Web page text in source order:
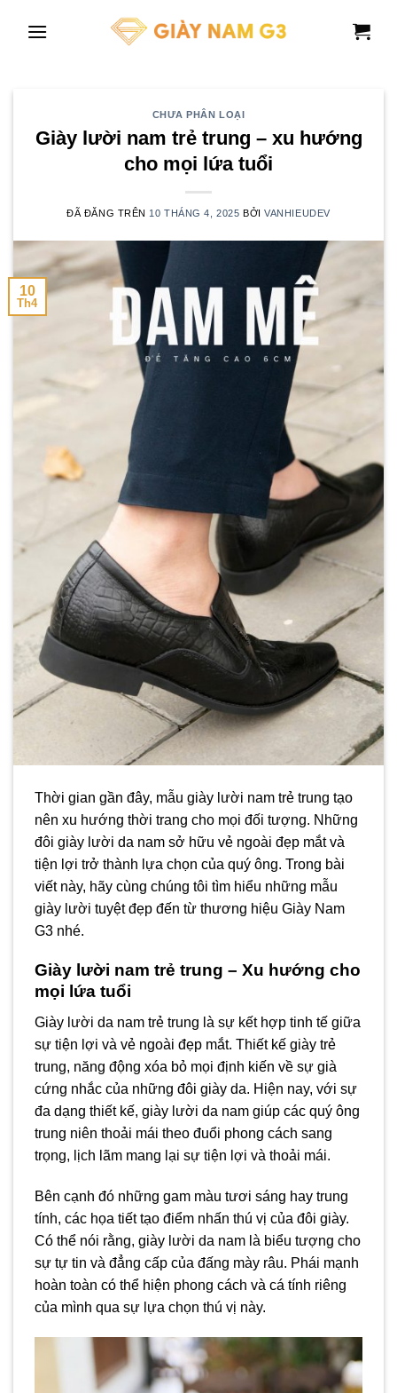
CHƯA PHÂN LOẠI
Giày lười nam trẻ trung – xu hướng
cho mọi lứa tuổi
ĐÃ ĐĂNG TRÊN 10 THÁNG 4, 2025 BỞIVANHIEUDEV
10
Th4
Thời gian gần đây, mẫu giày lười nam trẻ trung tạo
nên xu hướng thời trang cho mọi đối tượng. Những
đôi giày lười da nam sở hữu vẻ ngoài đẹp mắt và
tiện lợi trở thành lựa chọn của quý ông. Trong bài
viết này, hãy cùng chúng tôi tìm hiểu những mẫu
giày lười tuyệt đẹp đến từ thương hiệu Giày Nam
G3 nhé.
Giày lười nam trẻ trung – Xu hướng cho
mọi lứa tuổi
Giày lười da nam trẻ trung là sự kết hợp tinh tế giữa
sự tiện lợi và vẻ ngoài đẹp mắt. Thiết kế giày trẻ
trung, năng động xóa bỏ mọi định kiến về sự già
cứng nhắc của những đôi giày da. Hiện nay, với sự
đa dạng thiết kế, giày lười da nam giúp các quý ông
trung niên thoải mái theo đuổi phong cách sang
trọng, lịch lãm mang lại sự tiện lợi và thoải mái.
Bên cạnh đó những gam màu tươi sáng hay trung
tính, các họa tiết tạo điểm nhấn thú vị của đôi giày.
Có thể nói rằng, giày lười da nam là biểu tượng cho
sự tự tin và đẳng cấp của đấng mày râu. Phái mạnh
hoàn toàn có thể hiện phong cách và cá tính riêng
của mình qua sự lựa chọn thú vị này.